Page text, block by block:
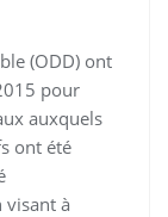
(ODD) ont
pour
auxquels
ont été
à